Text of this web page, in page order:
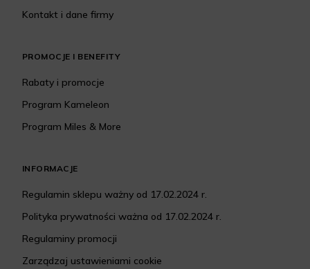
Kontakt i dane firmy
PROMOCJE I BENEFITY
Rabaty i promocje
Program Kameleon
Program Miles & More
INFORMACJE
Regulamin sklepu ważny od 17.02.2024 r.
Polityka prywatności ważna od 17.02.2024 r.
Regulaminy promocji
Zarządzaj ustawieniami cookie